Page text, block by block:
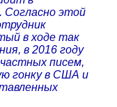
этой
в ходе так
в 2016 году
писем,
гонку в США и